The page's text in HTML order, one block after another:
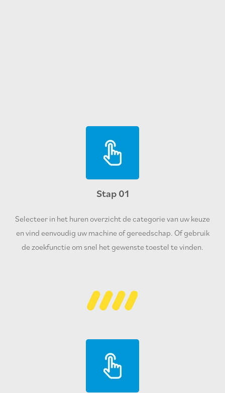
Stap 01
Selecteer in het huren overzicht de categorie van uw keuze
en vind eenvoudig uw machine of gereedschap. Of gebruik
de zoekfunctie om snel het gewenste toestel te vinden.